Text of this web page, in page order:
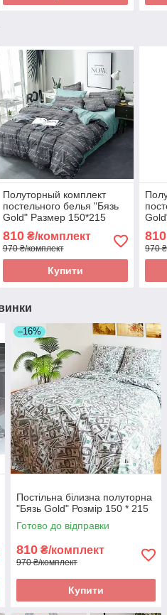
Полуторный комплект
постельного белья "Бязь
Gold" Размер 150*215
810₴/комплект
970 ₴/комплект
Купити
810
970
–16%
Постільна білизна полуторна
"Бязь Gold" Розмір 150 * 215
Готово до відправки
810 ₴/комплект
970 ₴/комплект
Купити